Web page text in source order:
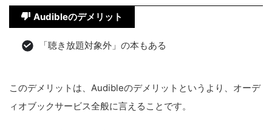
Audibleのデメリット
「聴き放題対象外」の本もある
このデメリットは、Audibleのデメリットというより、オーデ
ィオブックサービス全般に言えることです。